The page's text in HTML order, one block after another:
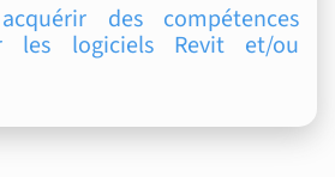
des compétences
les logiciels Revit et/ou